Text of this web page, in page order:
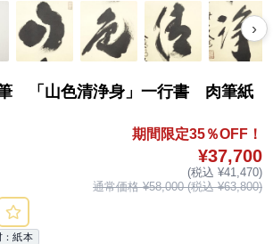
›
「山色清浄身」一行書 肉筆紙
期間限定35％OFF！
¥37,700
(税込 ¥41,470)
通常価格 ¥58,000 (税込 ¥63,800)
：紙本